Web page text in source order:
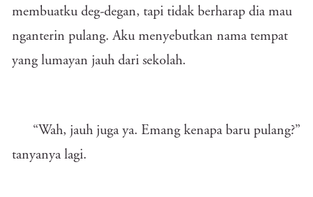
membuatku deg-degan, tapi tidak berharap dia mau
nganterin pulang. Aku menyebutkan nama tempat
yang lumayan jauh dari sekolah.
“Wah, jauh juga ya. Emang kenapa baru pulang?”
tanyanya lagi.